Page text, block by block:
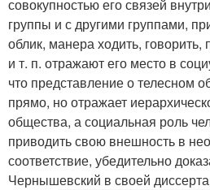
совокупностью его связей
группы и с другими группами,
облик, манера ходить, говорить,
и т. п. отражают его место в
что представление о телесном
прямо, но отражает
общества, а социальная роль
приводить свою внешность в
соответствие, убедительно
Чернышевский в своей